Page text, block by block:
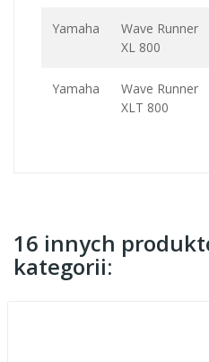
Yamaha
Wave Runner
XL 800
Yamaha
Wave Runner
XLT 800
16 innych
kategorii: